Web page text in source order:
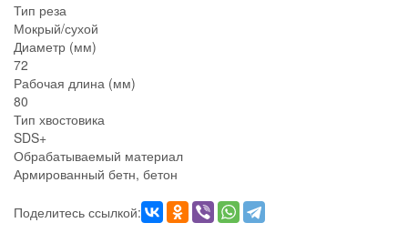
Тип реза
Мокрый/сухой
Диаметр (мм)
72
Рабочая длина (мм)
80
Тип хвостовика
SDS+
Обрабатываемый материал
Армированный бетн, бетон
Поделитесь ссылкой: